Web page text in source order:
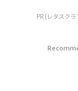
PR (レタスクラ